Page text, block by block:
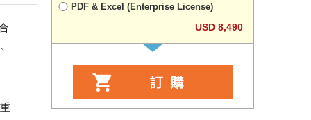
PDF & Excel (Enterprise License)
USD 8,490